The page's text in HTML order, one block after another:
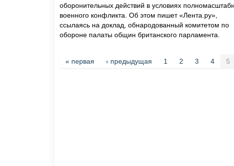
оборонительных действий в условиях
военного конфликта. Об этом пишет «Лента.ру»,
ссылаясь на доклад, обнародованный комитетом по
обороне палаты общин британского парламента.
Страницы
« первая ‹ предыдущая 1 2 3 4 5